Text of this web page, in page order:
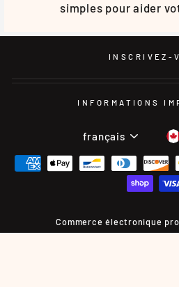
simples pour aider
INSCRIVEZ-
INFORMATIONS
LANGUE
français
Commerce électronique